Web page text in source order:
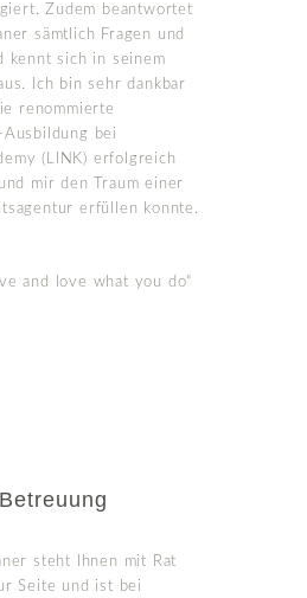
Zudem beantwortet
sämtlich Fragen und
kennt sich in seinem
Ich bin sehr dankbar
renommierte
bei
(LINK) erfolgreich
mir den Traum einer
erfüllen konnte.
and love what you do“
steht Ihnen mit Rat
Seite und ist bei